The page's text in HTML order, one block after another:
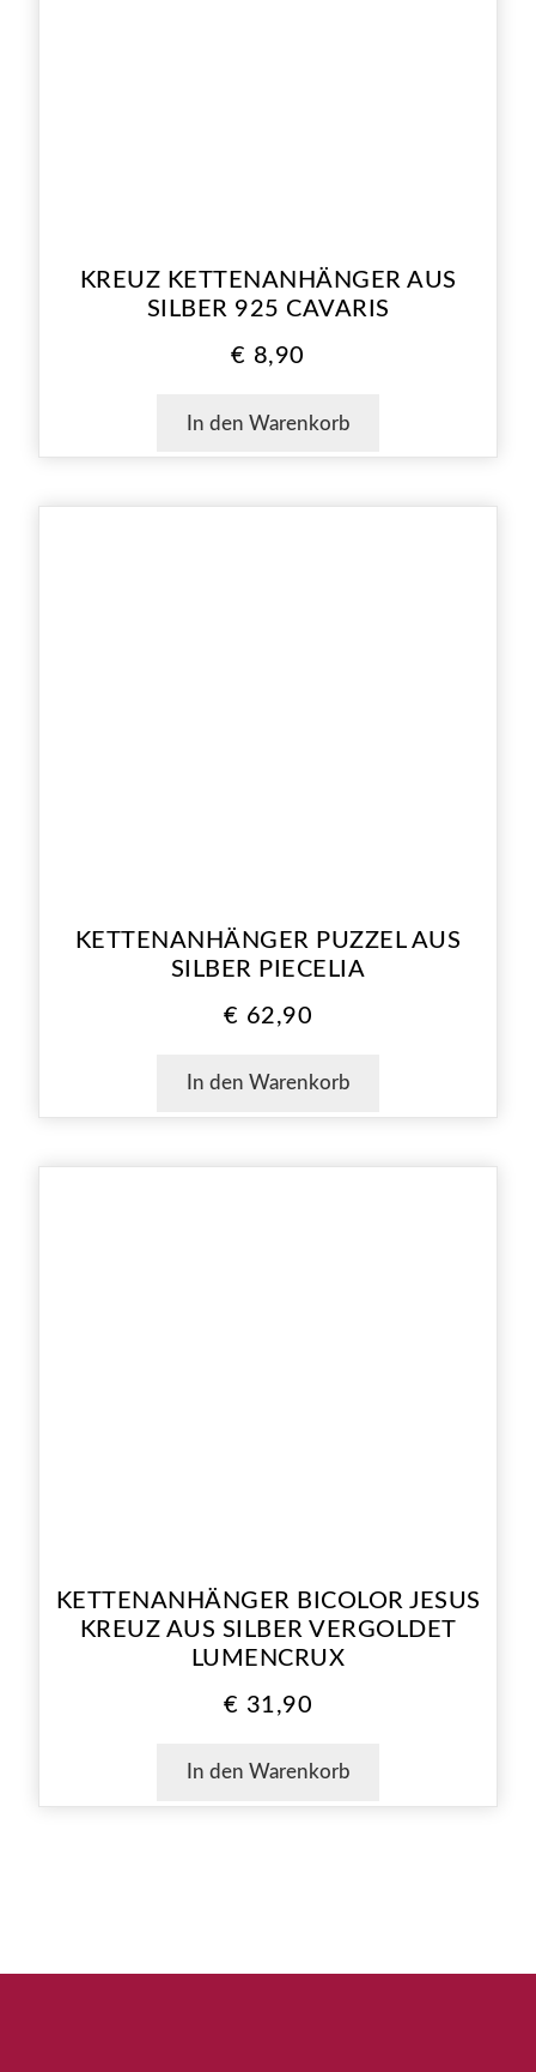
KREUZ KETTENANHÄNGER AUS
SILBER 925 CAVARIS
€ 8,90
In den Warenkorb
KETTENANHÄNGER PUZZEL AUS
SILBER PIECELIA
€ 62,90
In den Warenkorb
KETTENANHÄNGER BICOLOR JESUS
KREUZ AUS SILBER VERGOLDET
LUMENCRUX
€ 31,90
In den Warenkorb